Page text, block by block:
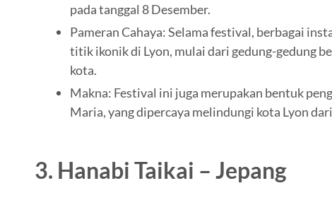
pada tanggal 8 Desember.
Pameran Cahaya: Selama festival, berbagai
titik ikonik di Lyon, mulai dari gedung-gedung
kota.
Makna: Festival ini juga merupakan bentuk
Maria, yang dipercaya melindungi kota Lyon
3. Hanabi Taikai – Jepang